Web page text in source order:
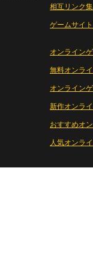
相互リンク集
ゲームサイ
オンライン
無料オンラ
オンライン
新作オンラ
おすすめオ
人気オンラ